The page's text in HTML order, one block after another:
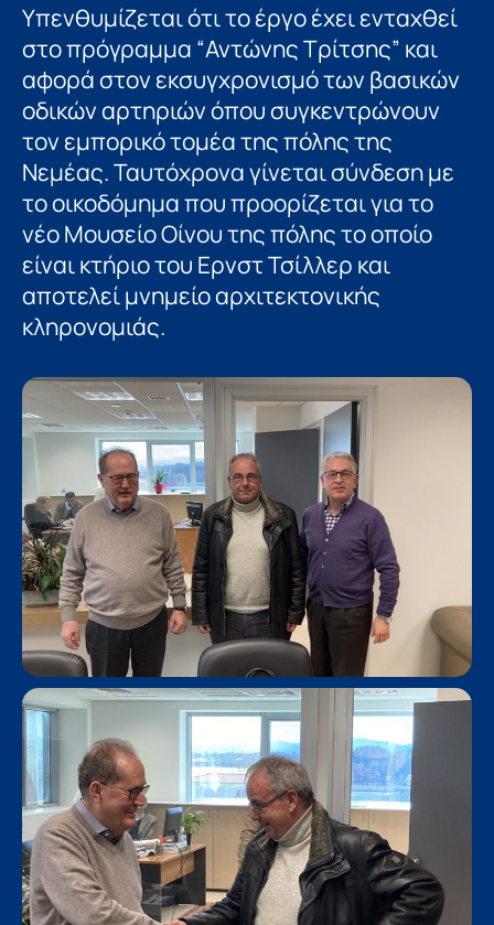
Υπενθυμίζεται ότι το έργο έχει ενταχθεί
στο πρόγραμμα “Αντώνης Τρίτσης” και
αφορά στον εκσυγχρονισμό των βασικών
οδικών αρτηριών όπου συγκεντρώνουν
τον εμπορικό τομέα της πόλης της
Νεμέας. Ταυτόχρονα γίνεται σύνδεση με
το οικοδόμημα που προορίζεται για το
νέο Μουσείο Οίνου της πόλης το οποίο
είναι κτήριο του Ερνστ Τσίλλερ και
αποτελεί μνημείο αρχιτεκτονικής
κληρονομιάς.